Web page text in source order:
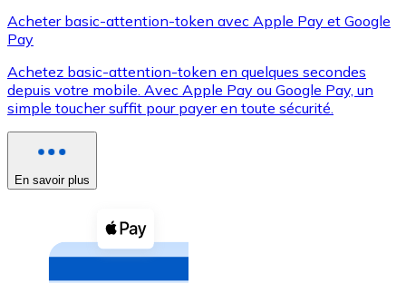
Voir toutes
Coupons crypto
Achetez des cryptomonnaies en espèces et d'autres
Virement SEPA
Acheter basic-attention-token avec Apple Pay et Google
Pay
Achetez basic-attention-token en quelques secondes
depuis votre mobile. Avec Apple Pay ou Google Pay, un
simple toucher suffit pour payer en toute sécurité.
En savoir plus